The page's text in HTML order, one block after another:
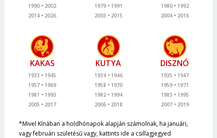
1990
2002
2014
2026
1979
1991
2003
2015
1980
1992
2004
2016
KAKAS
1933
1945
1957
1969
1981
1993
2005
2017
KUTYA
1934
1946
1958
1970
1982
1994
2006
2018
DISZNÓ
1935
1947
1959
1971
1983
1995
2007
2019
*Mivel Kínában a holdhónapok alapján számolnak, ha januári,
vagy februári születésű vagy, kattints ide a csillagjegyed